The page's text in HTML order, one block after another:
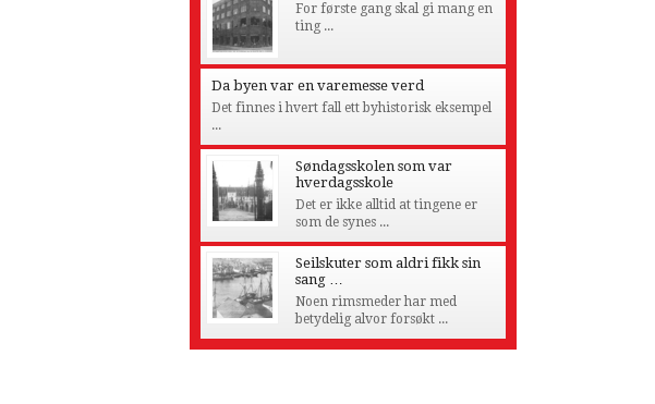
For første gang skal gi mang en
ting ...
Da byen var en varemesse verd
Det finnes i hvert fall ett byhistorisk eksempel
...
Søndagsskolen som var
hverdagsskole
Det er ikke alltid at tingene er
som de synes ...
Seilskuter som aldri fikk sin
sang …
Noen rimsmeder har med
betydelig alvor forsøkt ...